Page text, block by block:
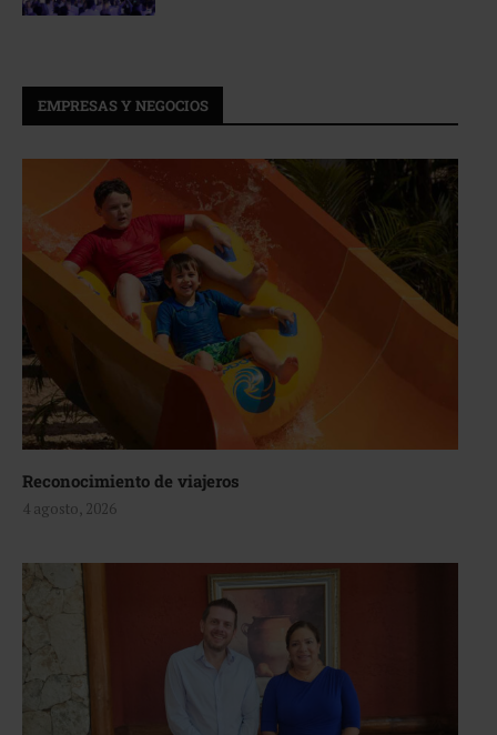
EMPRESAS Y NEGOCIOS
Reconocimiento de viajeros
4 agosto, 2026